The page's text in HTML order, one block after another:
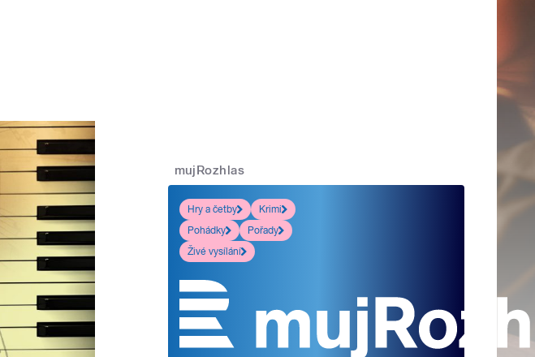
mujRozhlas
Hry a četby
Krimi
Pohádky
Pořady
Živé vysílání